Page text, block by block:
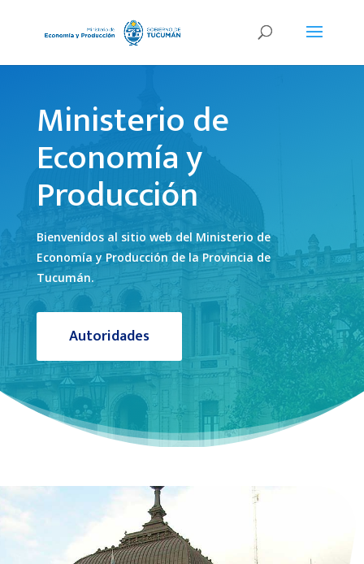
Ministerio de
Economía y
Producción
Bienvenidos al sitio web del Ministerio de
Economía y Producción de la Provincia de
Tucumán.
Autoridades